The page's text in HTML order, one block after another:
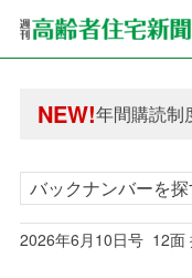
NEW!
年間購読制
高齢者住宅
高齢者住宅
バックナンバーを
2026年6月10日号 12面